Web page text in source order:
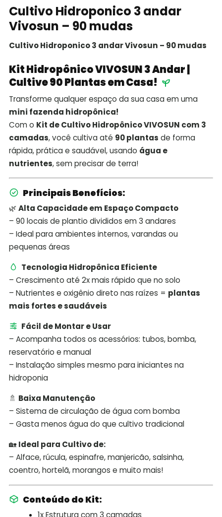
Cultivo Hidroponico 3 andar
Vivosun – 90 mudas
Cultivo Hidroponico 3 andar Vivosun – 90 mudas
Kit Hidropônico VIVOSUN 3 Andar |
Cultive 90 Plantas em Casa!
Transforme qualquer espaço da sua casa em uma
mini fazenda hidropônica!
Com o Kit de Cultivo Hidropônico VIVOSUN com 3
camadas, você cultiva até 90 plantas de forma
rápida, prática e saudável, usando água e
nutrientes, sem precisar de terra!
Principais Benefícios:
🌿Alta Capacidade em Espaço Compacto
– 90 locais de plantio divididos em 3 andares
– Ideal para ambientes internos, varandas ou
pequenas áreas
Tecnologia Hidropônica Eficiente
– Crescimento até 2x mais rápido que no solo
– Nutrientes e oxigênio direto nas raízes = plantas
mais fortes e saudáveis
Fácil de Montar e Usar
– Acompanha todos os acessórios: tubos, bomba,
reservatório e manual
– Instalação simples mesmo para iniciantes na
hidroponia
🚿 Baixa Manutenção
– Sistema de circulação de água com bomba
– Gasta menos água do que cultivo tradicional
🏡Ideal para Cultivo de:
– Alface, rúcula, espinafre, manjericão, salsinha,
coentro, hortelã, morangos e muito mais!
Conteúdo do Kit:
1x Estrutura com 3 camadas